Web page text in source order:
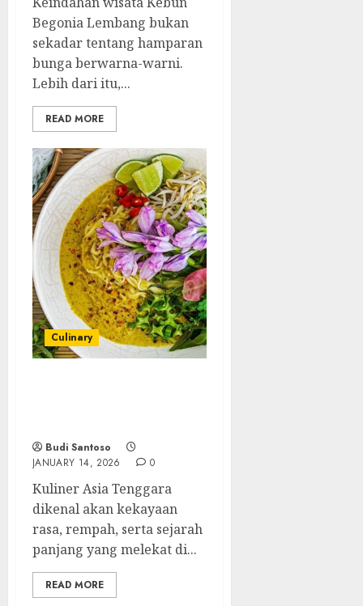
Begonia Lembang bukan
sekadar tentang hamparan
bunga berwarna-warni.
Lebih dari itu,...
READ MORE
Culinary
Budi Santoso
JANUARY 14, 2026
0
Kuliner Asia Tenggara
dikenal akan kekayaan
rasa, rempah, serta sejarah
panjang yang melekat di...
READ MORE